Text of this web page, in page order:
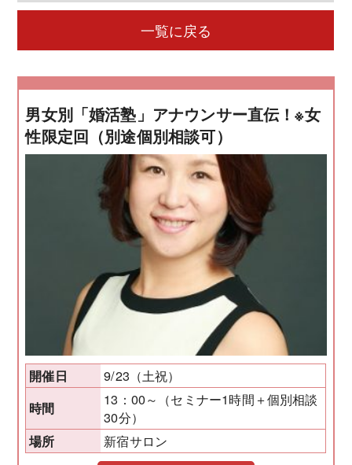
一覧に戻る
男女別「婚活塾」アナウンサー直伝！※女
性限定回（別途個別相談可）
開催日 9/23（土祝）
時間
13：00～（セミナー1時間＋個別相談
30分）
場所 新宿サロン